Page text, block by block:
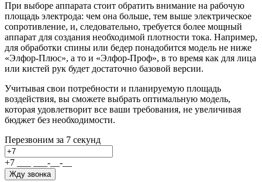
При выборе аппарата стоит обратить внимание на рабочую
площадь электрода: чем она больше, тем выше электрическое
сопротивление, и, следовательно, требуется более мощный
аппарат для создания необходимой плотности тока. Например,
для обработки спины или бедер понадобится модель не ниже
«Элфор-Плюс», а то и «Элфор-Проф», в то время как для лица
или кистей рук будет достаточно базовой версии.
Учитывая свои потребности и планируемую площадь
воздействия, вы сможете выбрать оптимальную модель,
которая удовлетворит все ваши требования, не увеличивая
бюджет без необходимости.
Перезвоним за 7 секунд
+7 - -
Жду звонка